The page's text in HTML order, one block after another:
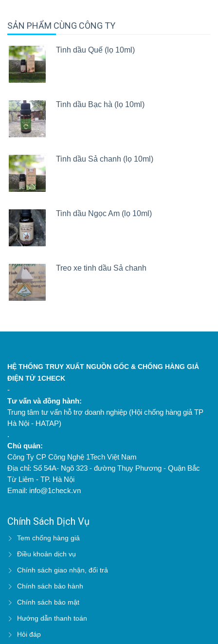
SẢN PHẨM CÙNG CÔNG TY
Tinh dầu Quế (lọ 10ml)
Tinh dầu Bạc hà (lọ 10ml)
Tinh dầu Sả chanh (lọ 10ml)
Tinh dầu Ngọc Am (lọ 10ml)
Treo xe tinh dầu Sả chanh
HỆ THỐNG TRUY XUẤT NGUỒN GỐC & CHỐNG HÀNG GIẢ
ĐIỆN TỬ 1CHECK
-
Tư vấn và đồng hành:
Trung tâm tư vấn hỗ trợ doanh nghiệp (Hội chống hàng giả TP
Hà Nội - HATAP)
.
Chủ quản:
Công Ty CP Công Nghệ 1Tech Việt Nam
Địa chỉ: Số 54A- Ngõ 323 - đường Thụy Phương - Quận Bắc
Từ Liêm - TP. Hà Nội
Email: info@1check.vn
Chính Sách Dịch Vụ
Tem chống hàng giả
Điều khoản dịch vụ
Chính sách giao nhận, đổi trả
Chính sách bảo hành
Chính sách bảo mật
Hướng dẫn thanh toán
Hỏi đáp